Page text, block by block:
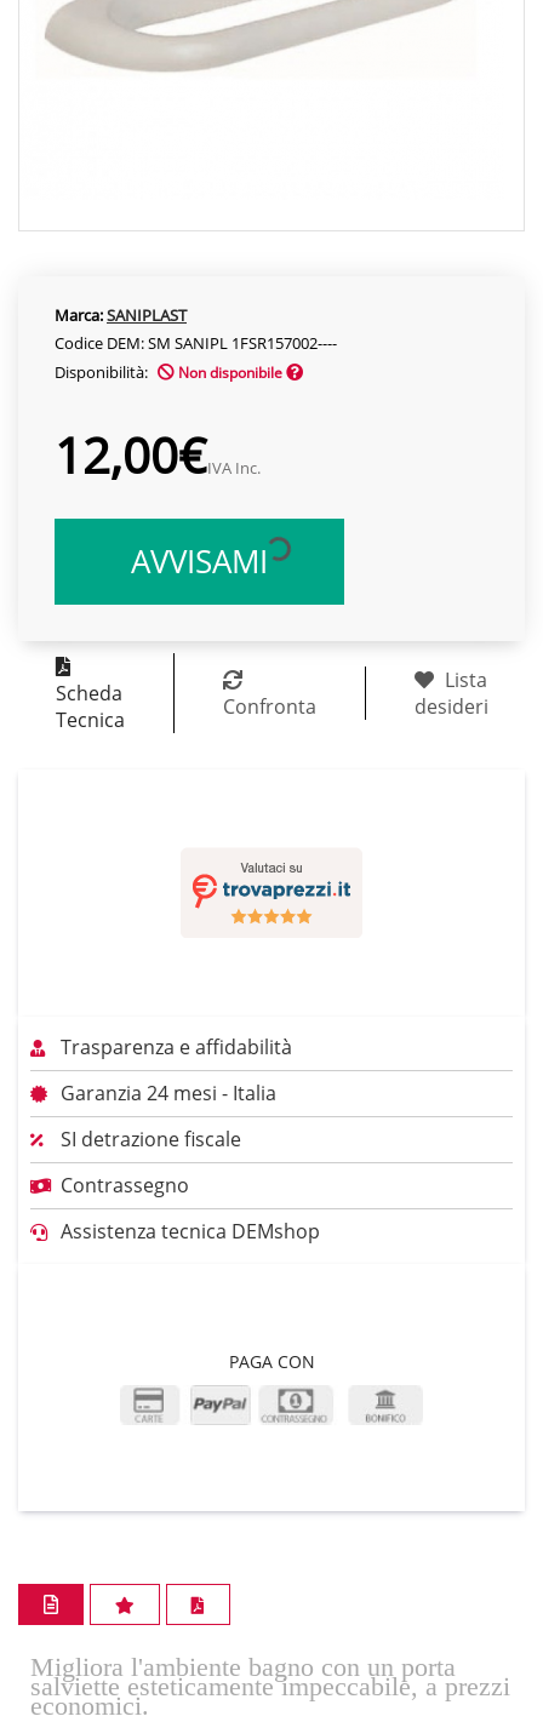
Marca:SANIPLAST
Codice DEM: SM SANIPL 1FSR157002----
Disponibilità:
Non disponibile
12,00€IVA Inc.
AVVISAMI
Scheda
Tecnica
Confronta
Lista
desideri
Trasparenza e affidabilità
Garanzia 24 mesi - Italia
SI detrazione fiscale
Contrassegno
Assistenza tecnica DEMshop
PAGA CON
Migliora l'ambiente bagno con un porta
salviette esteticamente impeccabile, a prezzi
economici.